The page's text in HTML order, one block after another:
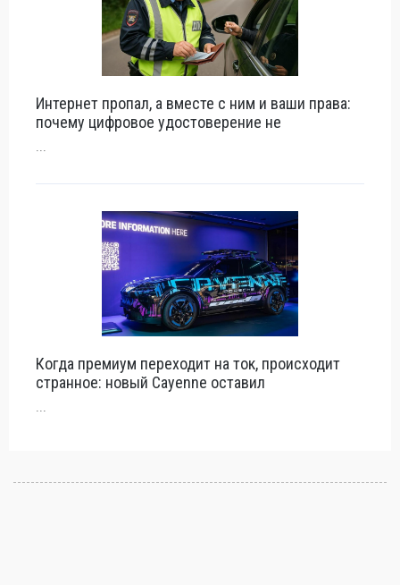
Интернет пропал, а вместе с ним и ваши права:
почему цифровое удостоверение не
...
Когда премиум переходит на ток, происходит
странное: новый Cayenne оставил
...